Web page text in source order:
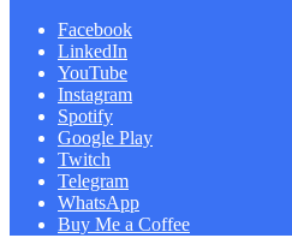
Facebook
LinkedIn
YouTube
Instagram
Spotify
Google Play
Twitch
Telegram
WhatsApp
Buy Me a Coffee